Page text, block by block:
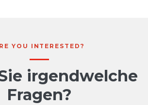
YOU INTERESTED?
irgendwelche
Fragen?